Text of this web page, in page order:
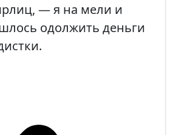
— я на мели и
одолжить деньги